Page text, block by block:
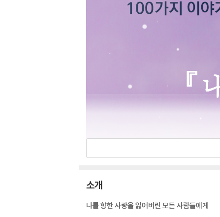
소개
나를 향한 사랑을 잃어버린 모든 사람들에게